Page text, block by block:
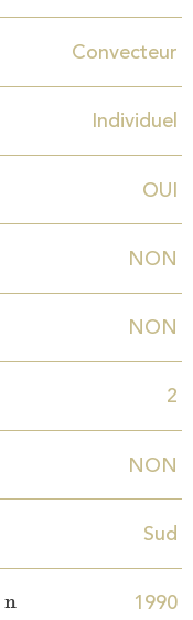
Convecteur
Individuel
OUI
NON
NON
2
NON
Sud
1990